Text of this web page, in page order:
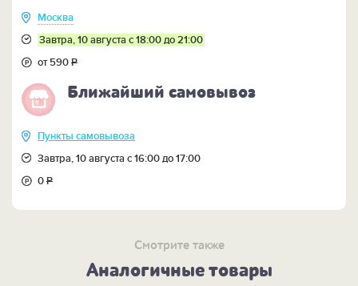
Бритвенный набор "Обновление" реализуется в
красивой фирменной коробке с логотипом
компании-производителя.
Москва
Завтра, 10 августа с 18:00 до 21:00
от 590Р
Ближайший самовывоз
Пункты самовывоза
Завтра, 10 августа с 16:00 до 17:00
0Р
Смотрите также
Аналогичные товары